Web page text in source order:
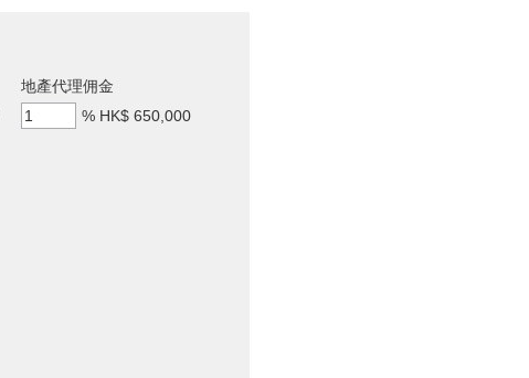
地產代理佣金
% HK$ 650,000